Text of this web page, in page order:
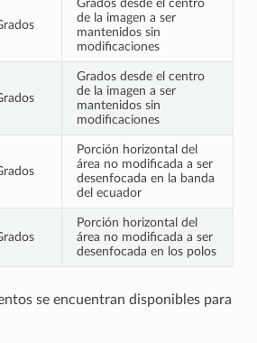
Grados desde el centro
de la imagen a ser
mantenidos sin
modificaciones
Grados desde el centro
de la imagen a ser
mantenidos sin
modificaciones
Porción horizontal del
área no modificada a ser
desenfocada en la banda
del ecuador
Porción horizontal del
área no modificada a ser
desenfocada en los polos
se encuentran disponibles para